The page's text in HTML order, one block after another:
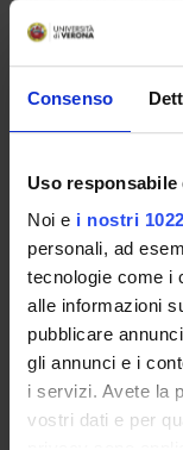
Consenso
Uso responsabile
Noi e i nostri
personali, ad
tecnologie come i
alle informazioni
pubblicare
gli annunci e i
i servizi. Avete la
vostri dati e per
nanoparticolati,
antiinfiammatoria
Società agricola
migliori di crescita
carotenoidi, la
livello
l’attività di ricerca
prodotto più
MAIN PARTNER
Società agricola